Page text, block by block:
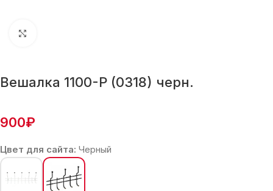
Вешалка 1100-Р (0318) черн.
900₽
Цвет для сайта: Черный